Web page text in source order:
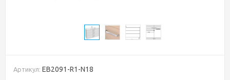
Артикул: EB2091-R1-N18